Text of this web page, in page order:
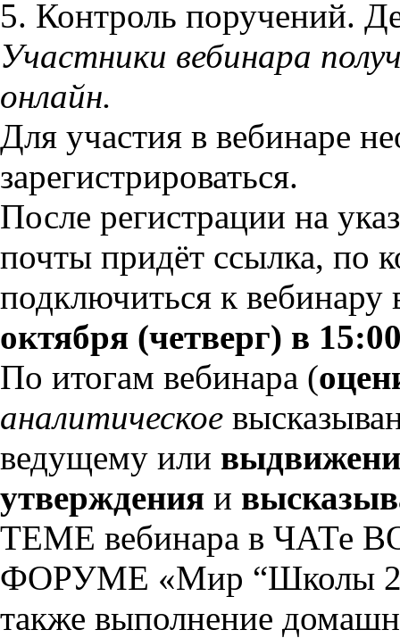
5. Контроль поручений.
Участники вебинара
онлайн.
Для участия в вебинаре
зарегистрироваться.
После регистрации на
почты придёт ссылка, по
подключиться к вебинару
октября (четверг) в
По итогам вебинара (
аналитическое
ведущему или
утверждения и
ТЕМЕ вебинара в ЧАТе
ФОРУМЕ «Мир “Школы
также выполнение